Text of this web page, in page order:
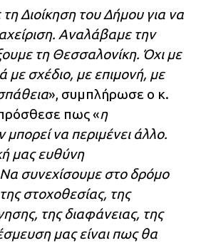
Διοίκηση του Δήμου για να
Αναλάβαμε την
τη Θεσσαλονίκη. Όχι με
με σχέδιο, με επιμονή, με
», συμπλήρωσε ο κ.
πως «η
να περιμένει άλλο.
μας ευθύνη
Να συνεχίσουμε στο δρόμο
στοχοθεσίας, της
της διαφάνειας, της
μας είναι πως θα